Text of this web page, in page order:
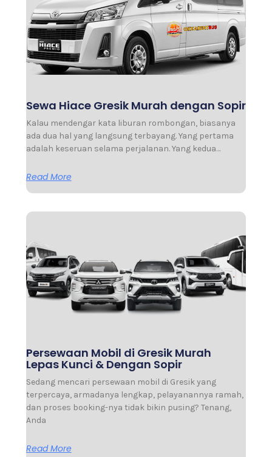
Sewa Hiace Gresik Murah dengan Sopir
Kalau mendengar kata liburan rombongan, biasanya
ada dua hal yang langsung terbayang. Yang pertama
adalah keseruan selama perjalanan. Yang kedua…
Read More
Persewaan Mobil di Gresik Murah
Lepas Kunci & Dengan Sopir
Sedang mencari persewaan mobil di Gresik yang
terpercaya, armadanya lengkap, pelayanannya ramah,
dan proses booking-nya tidak bikin pusing? Tenang,
Anda
Read More